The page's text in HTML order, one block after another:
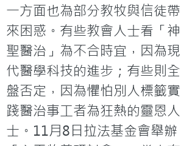
一方面也為部分教牧與信徒帶
來困惑。有些教會人士看「神
聖醫治」為不合時宜，因為現
代醫學科技的進步；有些則全
盤否定，因為懼怕別人標籤實
踐醫治事工者為狂熱的靈恩人
士。11月8日拉法基金會舉辦